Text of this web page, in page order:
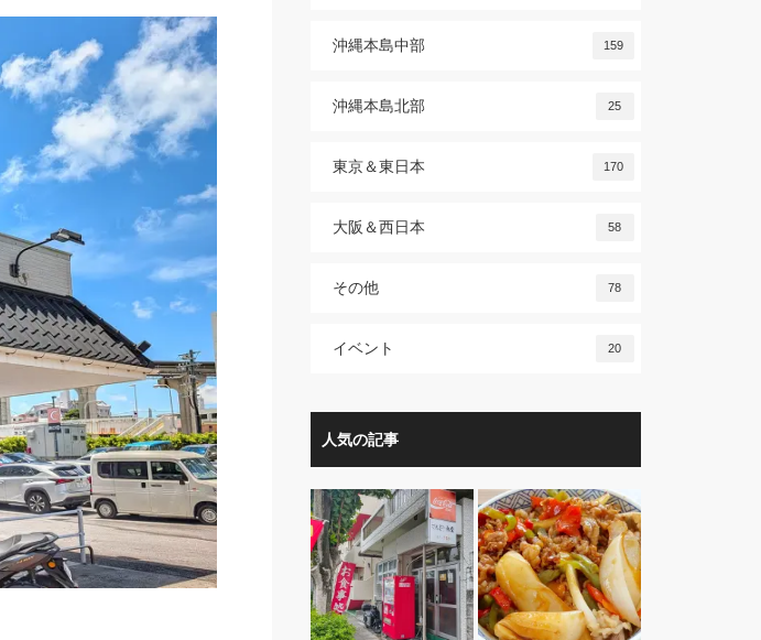
沖縄本島中部 159
沖縄本島北部 25
東京＆東日本 170
大阪＆西日本 58
その他 78
イベント 20
人気の記事